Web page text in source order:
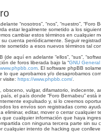
“nosotros”, “nos”, “nuestro”, “Foro
estar legalmente sometido a los
cambiar estos términos en cualquier
cuenta periódicamente. Seguir
sometido a esos nuevos términos tal
aquí en adelante “ellos”, “sus”,
de foros liberada bajo la “GNU
www.phpbb.com . El software phpBB
lo que aprobamos y/o desaprobamos
visite: https://www.phpbb.com/
vulgar, difamatorio, indecente,
el país donde “Foro Bernabeu” está
expulsado y, si lo creemos
los envíos son registradas como
eliminar, editar, mover o cerrar cualquier
cualquier información que haya
con ninguna tercera parte sin su
cualquier intento de hacking que